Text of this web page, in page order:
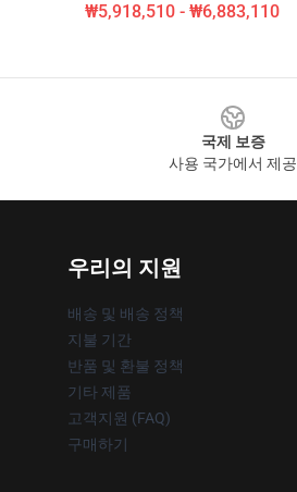
₩5,918,510 - ₩6,883,110
국제 보증
사용 국가에서 제공
우리의 지원
배송 및 배송 정책
지불 기간
반품 및 환불 정책
기타 제품
고객지원 (FAQ)
구매하기